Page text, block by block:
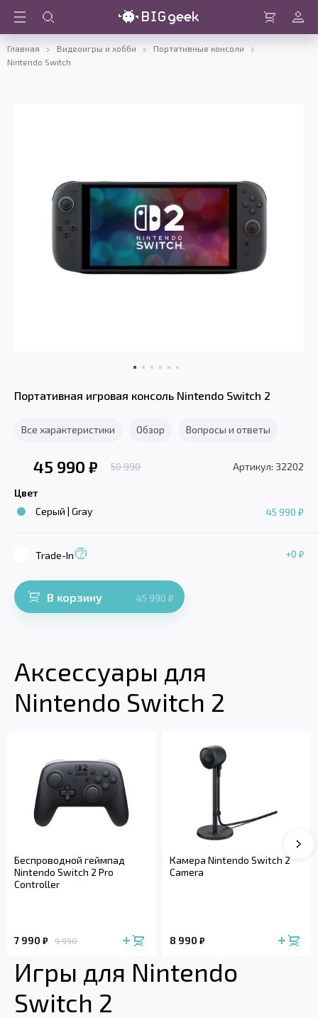
Войти
Главная Видеоигры и хобби
Портативные консоли
Nintendo Switch
Портативная игровая консоль Nintendo Switch 2
Все характеристики Обзор Вопросы и ответы
45 990 ₽ 50 990 Артикул: 32202
Цвет
Серый | Gray
45 990 ₽
Trade-In +0 ₽
В корзину 45 990 ₽
Аксессуары для
Nintendo Switch 2
Беспроводной геймпад
Nintendo Switch 2 Pro
Controller
7 990 ₽ 9 990
Камера Nintendo Switch 2
Camera
8 990 ₽
Игры для Nintendo
Switch 2